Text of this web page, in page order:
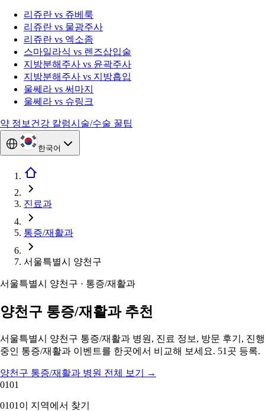
리쥬란 vs 쥬베룩
리쥬란 vs 물광주사
리쥬란 vs 엑소좀
스마일라식 vs 렌즈삽입술
지방분해주사 vs 윤곽주사
지방분해주사 vs 지방흡입
울쎄라 vs 써마지
울쎄라 vs 슈링크
약 정보 건강 칼럼시술/수술 꿀팁
한국어
진료과
통증/재활과
서울특별시 양천구
서울특별시 양천구 · 통증/재활과
양천구 통증/재활과 추천
서울특별시 양천구 통증/재활과 병원, 진료 정보, 방문 후기, 진행
중인 통증/재활과 이벤트를 한곳에서 비교해 보세요. 51곳 등록.
양천구 통증/재활과 병원 전체 보기
→
0101
0101 이 지역에서 찾기